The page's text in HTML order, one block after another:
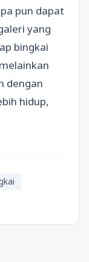
pun dapat
yang
bingkai
dengan
hidup,